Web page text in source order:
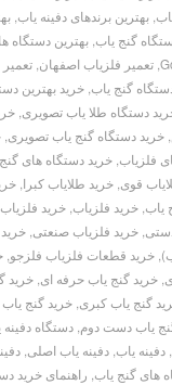
, بهترین برندهای دفینه یاب,
گنج یاب, بهترین دستگاه
, تعمیر فلزیاب اصفهان,
گنج یاب, خرید بهترین
دستگاه طلا یاب تصویری,
, خرید دستگاه گنج یاب تصویری,
فلزیاب, خرید دستگاه های
قوی, خرید طلایاب کبرا,
یاب, خرید فلزیاب, خرید
, خرید فلزیاب صنعتی,
, خرید قطعات فلزیاب فلزجو,
, خرید گنج یاب حرفه ای, خرید
گنج یاب کبری, خرید گنج یاب
یاب دست دوم, دستگاه دفینه
, دفینه یاب, دفینه یاب اصلی,
های گنج یاب, راهنمای خرید